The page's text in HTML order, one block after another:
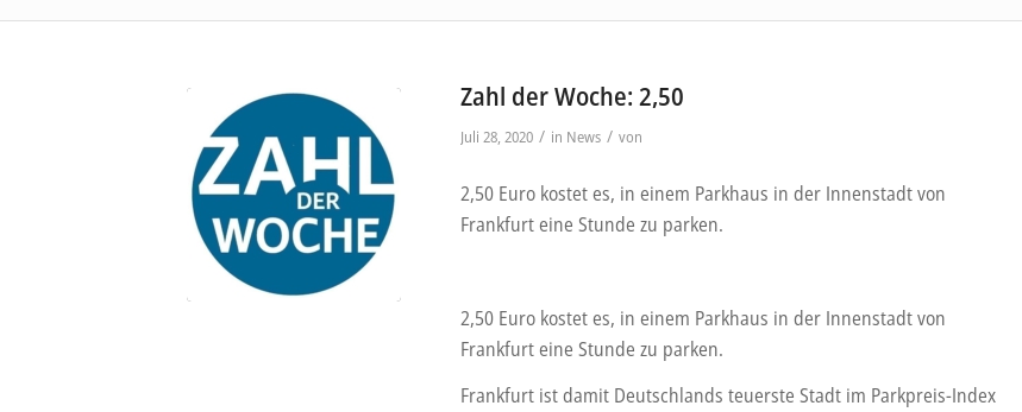
Zahl der Woche: 2,50
Juli 28, 2020 / in News / von
2,50 Euro kostet es, in einem Parkhaus in der Innenstadt von
Frankfurt eine Stunde zu parken.
2,50 Euro kostet es, in einem Parkhaus in der Innenstadt von
Frankfurt eine Stunde zu parken.
Frankfurt ist damit Deutschlands teuerste Stadt im Parkpreis-Index